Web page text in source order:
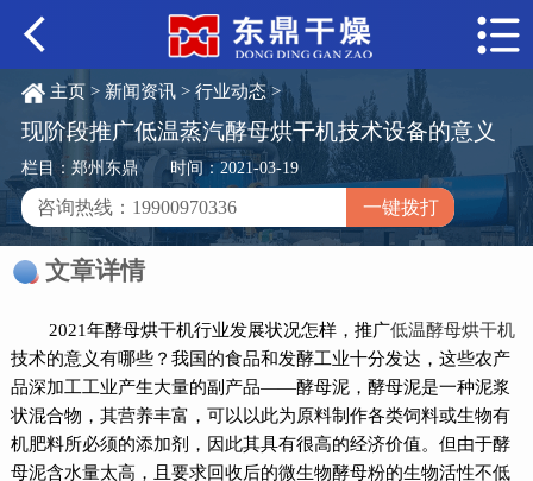
主页> 新闻资讯> 行业动态>
现阶段推广低温蒸汽酵母烘干机技术设备的意义
栏目：郑州东鼎 时间：2021-03-19
咨询热线：19900970336 一键拨打
文章详情
2021年酵母烘干机行业发展状况怎样，推广低温酵母烘干机
技术的意义有哪些？我国的食品和发酵工业十分发达，这些农产
品深加工工业产生大量的副产品——酵母泥，酵母泥是一种泥浆
状混合物，其营养丰富，可以以此为原料制作各类饲料或生物有
机肥料所必须的添加剂，因此其具有很高的经济价值。但由于酵
母泥含水量太高，且要求回收后的微生物酵母粉的生物活性不低